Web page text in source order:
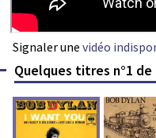
Signaler une vidéo
Quelques titres n°1 de